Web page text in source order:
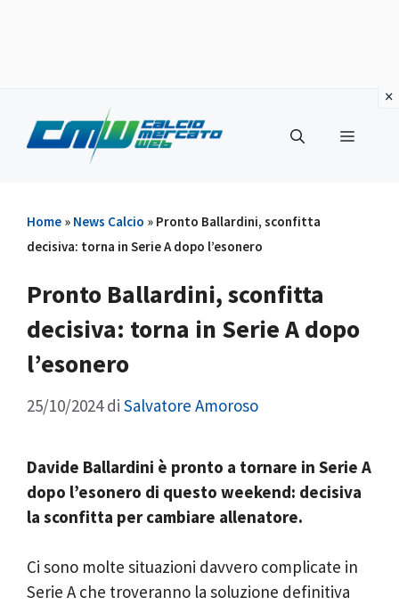
contenuto
Menu
Home » News Calcio » Pronto Ballardini, sconfitta
decisiva: torna in Serie A dopo l’esonero
Pronto Ballardini, sconfitta
decisiva: torna in Serie A dopo
l’esonero
25/10/2024 di Salvatore Amoroso
Davide Ballardini è pronto a tornare in Serie A
dopo l’esonero di questo weekend: decisiva
la sconfitta per cambiare allenatore.
Ci sono molte situazioni davvero complicate in
Serie A che troveranno la soluzione definitiva